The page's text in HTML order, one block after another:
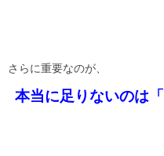
さらに重要なのが、
本当に足りないのは